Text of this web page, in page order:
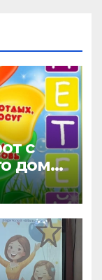
с
дома